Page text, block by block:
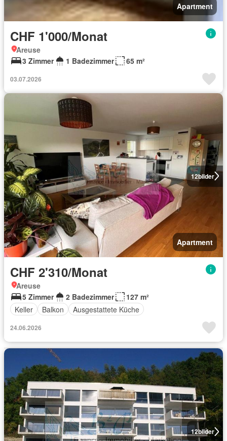
Apartment
CHF 1'000/Monat
Areuse
3 Zimmer
1 Badezimmer 65 m²
03.07.2026
12bilder
Apartment
CHF 2'310/Monat
Areuse
5 Zimmer
2 Badezimmer
127 m²
Keller
Balkon Ausgestattete Küche
24.06.2026
12bilder